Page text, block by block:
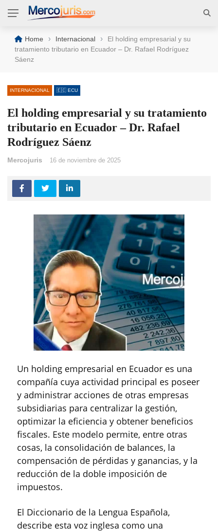
Home › Internacional ›
El holding empresarial y su
tratamiento tributario en Ecuador – Dr. Rafael Rodríguez
Sáenz
INTERNACIONAL 🇪🇨 ECU
El holding empresarial y su tratamiento
tributario en Ecuador – Dr. Rafael
Rodríguez Sáenz
Mercojuris 16 de noviembre de 2025
Un holding empresarial en Ecuador es una
compañía cuya actividad principal es poseer
y administrar acciones de otras empresas
subsidiarias para centralizar la gestión,
optimizar la eficiencia y obtener beneficios
fiscales. Este modelo permite, entre otras
cosas, la consolidación de balances, la
compensación de pérdidas y ganancias, y la
reducción de la doble imposición de
impuestos.
El Diccionario de la Lengua Española,
describe esta voz inglesa como una